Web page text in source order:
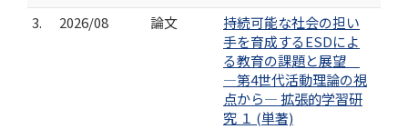
3.
2026/08 論文
持続可能な社会の担い
手を育成するESDによ
る教育の課題と展望
―第4世代活動理論の視
点から― 拡張的学習研
究 １ (単著)